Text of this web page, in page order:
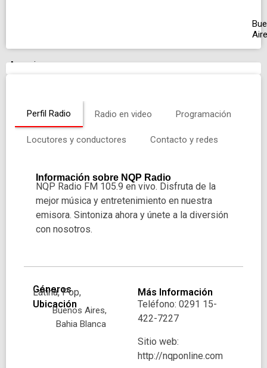
Anuncio
Perfil Radio Radio en video Programación
Locutores y conductores Contacto y redes
Información sobre NQP Radio
NQP Radio FM 105.9 en vivo. Disfruta de la
mejor música y entretenimiento en nuestra
emisora. Sintoniza ahora y únete a la diversión
con nosotros.
Géneros
Latina, Pop,
Ubicación
Buenos Aires,
Bahia Blanca
Más Información
Teléfono: 0291 15-
422-7227
Sitio web:
http://nqponline.com